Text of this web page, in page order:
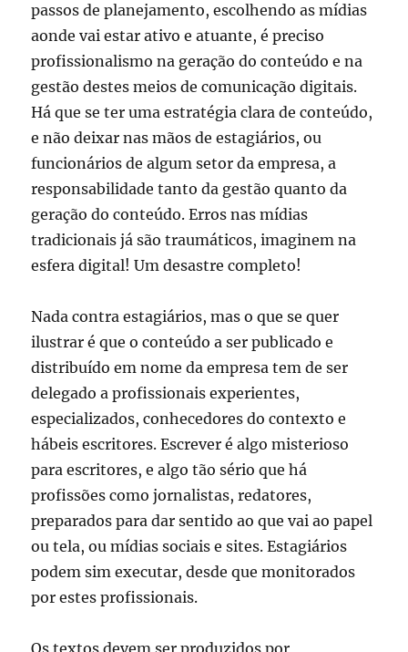
passos de planejamento, escolhendo as mídias
aonde vai estar ativo e atuante, é preciso
profissionalismo na geração do conteúdo e na
gestão destes meios de comunicação digitais.
Há que se ter uma estratégia clara de conteúdo,
e não deixar nas mãos de estagiários, ou
funcionários de algum setor da empresa, a
responsabilidade tanto da gestão quanto da
geração do conteúdo. Erros nas mídias
tradicionais já são traumáticos, imaginem na
esfera digital! Um desastre completo!
Nada contra estagiários, mas o que se quer
ilustrar é que o conteúdo a ser publicado e
distribuído em nome da empresa tem de ser
delegado a profissionais experientes,
especializados, conhecedores do contexto e
hábeis escritores. Escrever é algo misterioso
para escritores, e algo tão sério que há
profissões como jornalistas, redatores,
preparados para dar sentido ao que vai ao papel
ou tela, ou mídias sociais e sites. Estagiários
podem sim executar, desde que monitorados
por estes profissionais.